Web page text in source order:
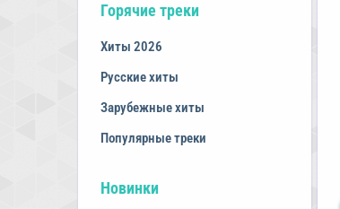
Горячие треки
Хиты 2026
Русские хиты
Зарубежные хиты
Популярные треки
Новинки